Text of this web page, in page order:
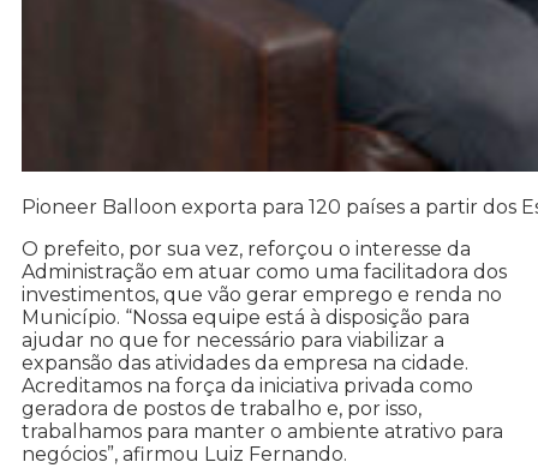
Pioneer Balloon exporta para 120 países a partir dos
O prefeito, por sua vez, reforçou o interesse da
Administração em atuar como uma facilitadora dos
investimentos, que vão gerar emprego e renda no
Município. “Nossa equipe está à disposição para
ajudar no que for necessário para viabilizar a
expansão das atividades da empresa na cidade.
Acreditamos na força da iniciativa privada como
geradora de postos de trabalho e, por isso,
trabalhamos para manter o ambiente atrativo para
negócios”, afirmou Luiz Fernando.